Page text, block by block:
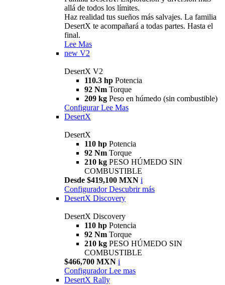
allá de todos los límites.
Haz realidad tus sueños más salvajes. La familia
DesertX te acompañará a todas partes. Hasta el
final.
Lee Mas
new V2
DesertX V2
110.3 hp Potencia
92 Nm Torque
209 kg Peso en húmedo (sin combustible)
Configurar Lee Mas
DesertX
DesertX
110 hp Potencia
92 Nm Torque
210 kg PESO HÚMEDO SIN
COMBUSTIBLE
Desde $419,100 MXN i
Configurador Descubrir más
DesertX Discovery
DesertX Discovery
110 hp Potencia
92 Nm Torque
210 kg PESO HÚMEDO SIN
COMBUSTIBLE
$466,700 MXN i
Configurador Lee mas
DesertX Rally